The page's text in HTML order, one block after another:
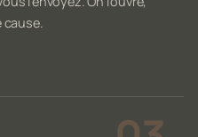
cause.